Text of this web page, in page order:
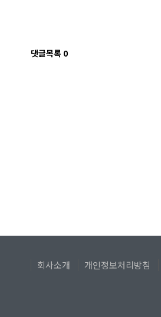
댓글목록 0
회사소개 개인정보처리방침